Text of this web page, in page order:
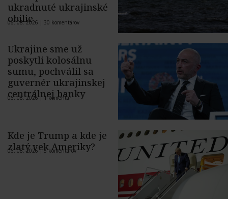
ukradnuté ukrajinské
obilie
06. 08. 2026 | 30 komentárov
Ukrajine sme už
poskytli kolosálnu
sumu, pochválil sa
guvernér ukrajinskej
centrálnej banky
06. 08. 2026 |1 komentár
Kde je Trump a kde je
zlatý vek Ameriky?
06. 08. 2026 |5 komentárov